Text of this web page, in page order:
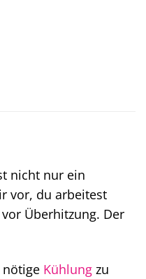
nicht nur ein
vor, du arbeitest
Überhitzung. Der
Kühlung zu